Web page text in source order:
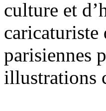
culture et
caricaturiste
parisiennes
illustrations